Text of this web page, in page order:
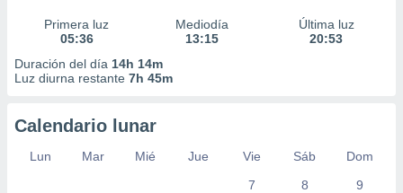
Primera luz
05:36
Mediodía
13:15
Última luz
20:53
Duración del día 14h 14m
Luz diurna restante 7h 45m
Calendario lunar
Lun Mar Mié Jue Vie Sáb
Dom
7
8 9